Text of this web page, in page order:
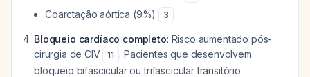
Coarctação aórtica (9%) 3
Bloqueio cardíaco completo: Risco aumentado pós-
cirurgia de CIV
11 . Pacientes que desenvolvem
bloqueio bifascicular ou trifascicular transitório